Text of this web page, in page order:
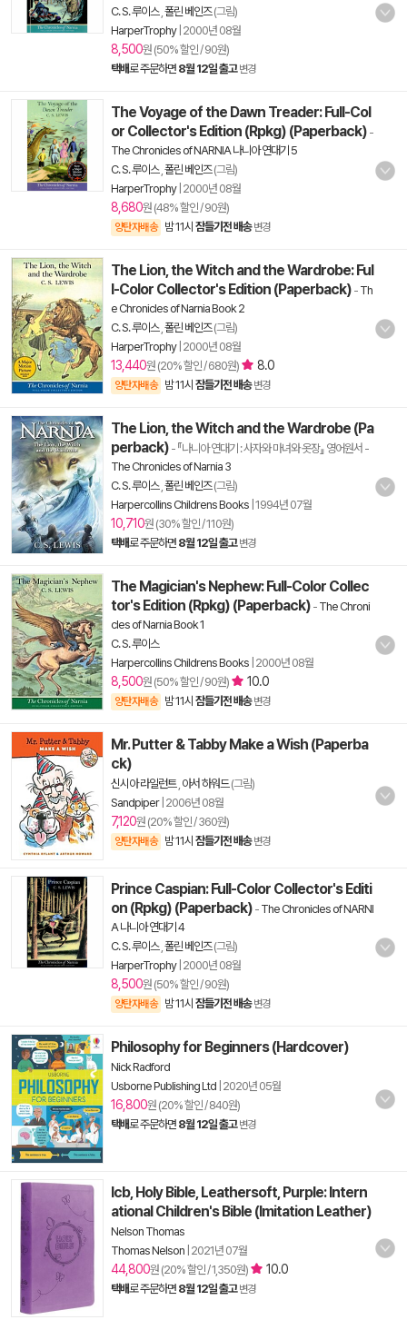
C. S. 루이스, 폴린 베인즈(그림)
HarperTrophy| 2000년 08월
8,500원 (50% 할인 / 90원)
택배로 주문하면 8월 12일 출고 변경
The Voyage of the Dawn Treader: Full-Col
or Collector's Edition (Rpkg) (Paperback) -
The Chronicles of NARNIA 나니아 연대기 5
C. S. 루이스, 폴린 베인즈(그림)
HarperTrophy| 2000년 08월
8,680원 (48% 할인 / 90원)
양탄자배송 밤 11시 잠들기전 배송 변경
The Lion, the Witch and the Wardrobe: Ful
l-Color Collector's Edition (Paperback) - Th
e Chronicles of Narnia Book 2
C. S. 루이스, 폴린 베인즈(그림)
HarperTrophy| 2000년 08월
13,440원 (20% 할인 / 680원) 8.0
양탄자배송 밤 11시 잠들기전 배송 변경
The Lion, the Witch and the Wardrobe (Pa
perback) - 『나니아 연대기 : 사자와 마녀와 옷장』 영어원서 -
The Chronicles of Narnia 3
C. S. 루이스, 폴린 베인즈(그림)
Harpercollins Childrens Books 1994년 07월
10,710원 (30% 할인 / 110원)
택배로 주문하면 8월 12일 출고 변경
The Magician's Nephew: Full-Color Collec
tor's Edition (Rpkg) (Paperback) - The Chroni
cles of Narnia Book 1
C. S. 루이스
Harpercollins Childrens Books 2000년 08월
8,500원 (50% 할인 / 90원) 10.0
양탄자배송 밤 11시 잠들기전 배송 변경
Mr. Putter & Tabby Make a Wish (Paperba
ck)
신시아 라일런트, 아서 하워드(그림)
Sandpiper| 2006년 08월
7,120원 (20% 할인 / 360원)
양탄자배송 밤 11시 잠들기전 배송 변경
Prince Caspian: Full-Color Collector's Editi
on (Rpkg) (Paperback) - The Chronicles of NARNI
A 나니아 연대기 4
C. S. 루이스, 폴린 베인즈(그림)
HarperTrophy| 2000년 08월
8,500원 (50% 할인 / 90원)
양탄자배송 밤 11시 잠들기전 배송 변경
Philosophy for Beginners (Hardcover)
Nick Radford
Usborne Publishing Ltd 2020년 05월
16,800원 (20% 할인 / 840원)
택배로 주문하면 8월 12일 출고 변경
Icb, Holy Bible, Leathersoft, Purple: Intern
ational Children's Bible (Imitation Leather)
Nelson Thomas
Thomas Nelson 2021년 07월
44,800원 (20% 할인 / 1,350원) 10.0
택배로 주문하면 8월 12일 출고 변경